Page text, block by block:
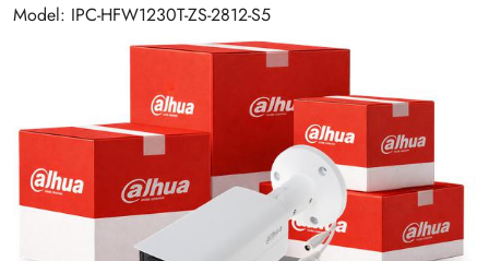
Model: IPC-HFW1230T-ZS-2812-S5